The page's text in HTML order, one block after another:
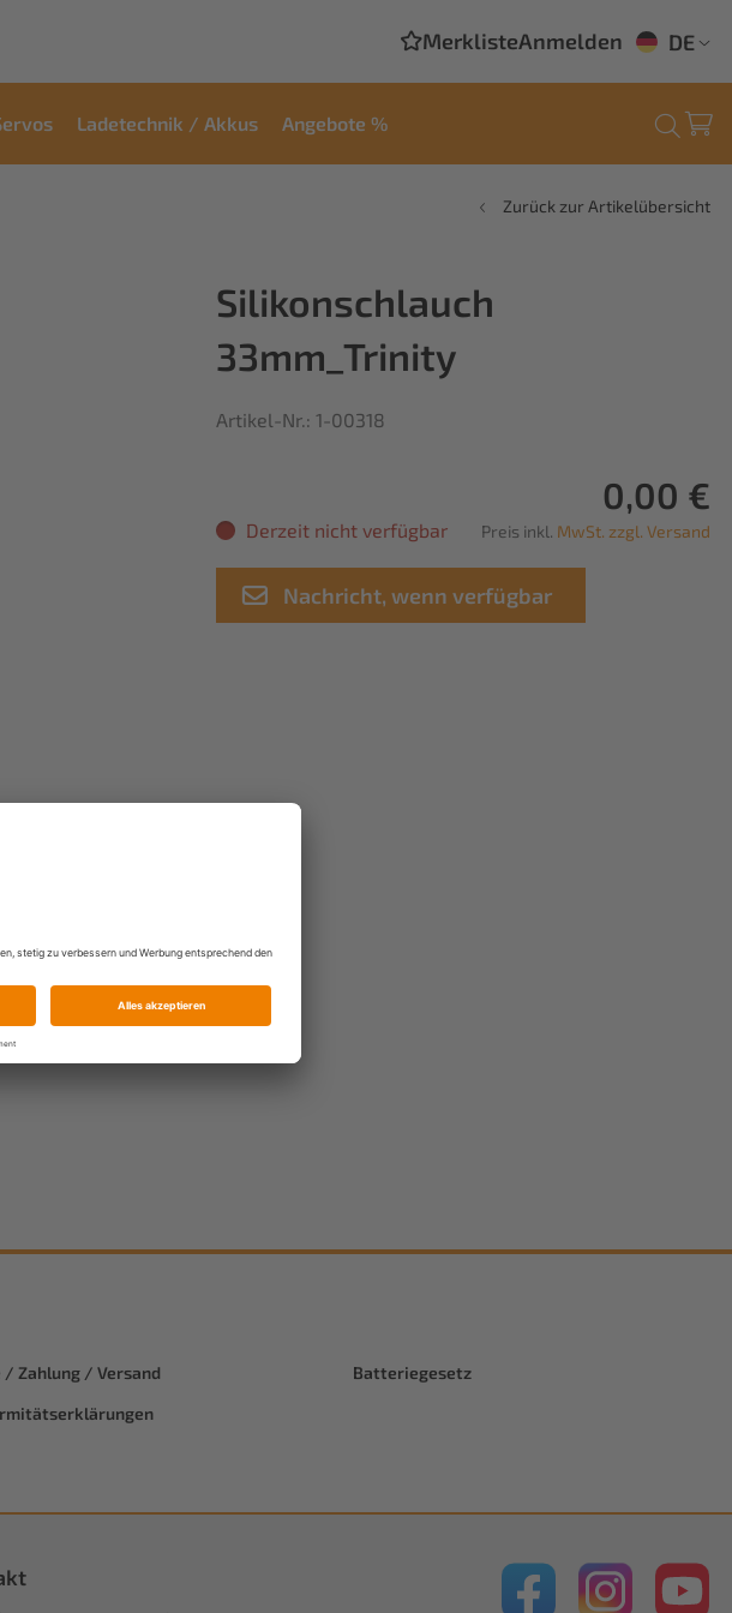
MerklisteAnmelden DE
Ladetechnik / Akkus Angebote %
Zurück zur Artikelübersicht
Silikonschlauch
33mm_Trinity
Artikel-Nr.: 1-00318
0,00 €
Preis inkl. MwSt. zzgl. Versand
Derzeit nicht verfügbar
Nachricht, wenn verfügbar
/ Zahlung / Versand
Batteriegesetz